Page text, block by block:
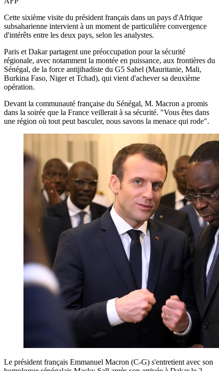
Cette sixième visite du président français dans un pays d'Afrique
subsaharienne intervient à un moment de particulière convergence
d'intérêts entre les deux pays, selon les analystes.
Paris et Dakar partagent une préoccupation pour la sécurité
régionale, avec notamment la montée en puissance, aux frontières du
Sénégal, de la force antijihadiste du G5 Sahel (Mauritanie, Mali,
Burkina Faso, Niger et Tchad), qui vient d'achever sa deuxième
opération.
Devant la communauté française du Sénégal, M. Macron a promis
dans la soirée que la France veillerait à sa sécurité. "Vous êtes dans
une région où tout peut basculer, nous savons la menace qui rode".
Le président français Emmanuel Macron (C-G) s'entretient avec son